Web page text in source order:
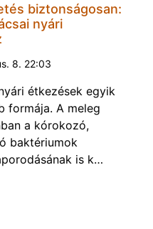
biztonságosan:
nyári
8. 22:03
étkezések egyik
formája. A meleg
a kórokozó,
baktériumok
is k…